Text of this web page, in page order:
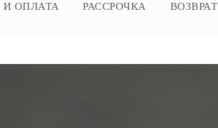
И ОПЛАТА РАССРОЧКА ВОЗВРАТ